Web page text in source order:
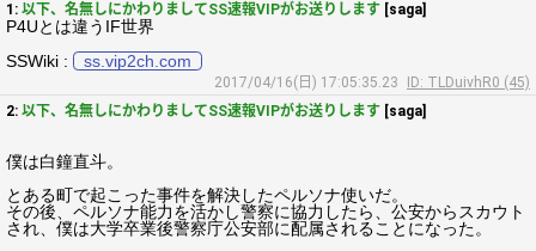
1: 以下、名無しにかわりましてSS速報VIPがお送りします [saga]
P4Uとは違うIF世界
SSWiki :
ss.vip2ch.com
2017/04/16(日) 17:05:35.23
ID: TLDuivhR0 (45)
2: 以下、名無しにかわりましてSS速報VIPがお送りします [saga]
僕は白鐘直斗。
とある町で起こった事件を解決したペルソナ使いだ。
その後、ペルソナ能力を活かし警察に協力したら、公安からスカウト
され、僕は大学卒業後警察庁公安部に配属されることになった。